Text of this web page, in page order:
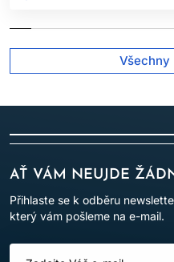
Zabraňte kontaktu s
Používejte vhodné
Výrobek je určenpouze
kadeřnických salonech.
Po aplikaci vlasy důkladně
Všechny
AŤ VÁM NEUJDE
Přihlaste se k odběru
který vám pošleme na e-mail.